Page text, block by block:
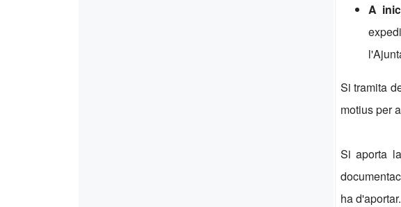
A
Si tramita
motius per
Si aporta
ha d'aportar.